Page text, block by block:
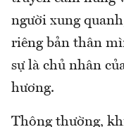
người xung
riêng bản thân
sự là chủ nhân
hương.
Thông thường,